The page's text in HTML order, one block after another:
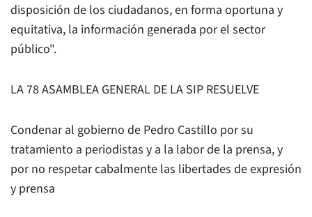
disposición de los ciudadanos, en forma oportuna y
equitativa, la información generada por el sector
público".
LA 78 ASAMBLEA GENERAL DE LA SIP RESUELVE
Condenar al gobierno de Pedro Castillo por su
tratamiento a periodistas y a la labor de la prensa, y
por no respetar cabalmente las libertades de expresión
y prensa